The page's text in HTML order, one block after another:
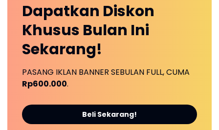
Dapatkan Diskon
Khusus Bulan Ini
Sekarang!
PASANG IKLAN BANNER SEBULAN FULL, CUMA
Rp600.000.
Beli Sekarang!